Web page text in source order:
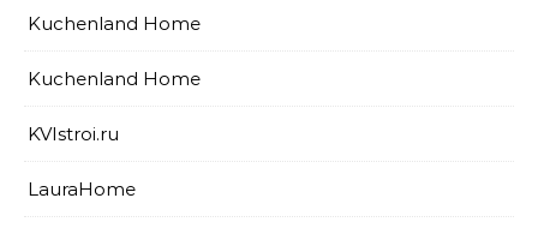
Kuchenland Home
Kuchenland Home
KVIstroi.ru
LauraHome